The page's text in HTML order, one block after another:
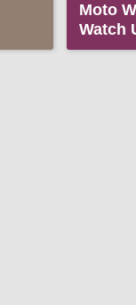
Moto
Watch